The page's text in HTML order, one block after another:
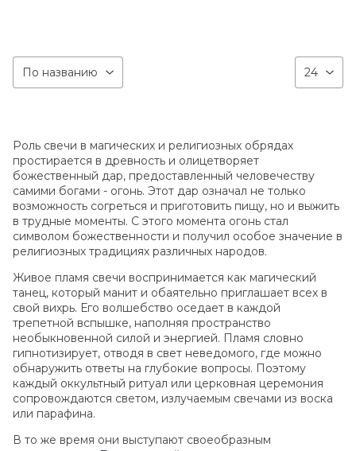
По названию 24
Роль свечи в магических и религиозных обрядах
простирается в древность и олицетворяет
божественный дар, предоставленный человечеству
самими богами - огонь. Этот дар означал не только
возможность согреться и приготовить пищу, но и выжить
в трудные моменты. С этого момента огонь стал
символом божественности и получил особое значение в
религиозных традициях различных народов.
Живое пламя свечи воспринимается как магический
танец, который манит и обаятельно приглашает всех в
свой вихрь. Его волшебство оседает в каждой
трепетной вспышке, наполняя пространство
необыкновенной силой и энергией. Пламя словно
гипнотизирует, отводя в свет неведомого, где можно
обнаружить ответы на глубокие вопросы. Поэтому
каждый оккультный ритуал или церковная церемония
сопровождаются светом, излучаемым свечами из воска
или парафина.
В то же время они выступают своеобразным